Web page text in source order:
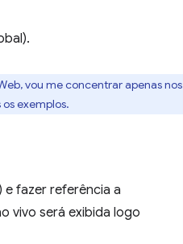
vou me concentrar apenas nos
exemplos.
) e fazer referência a
vivo será exibida logo